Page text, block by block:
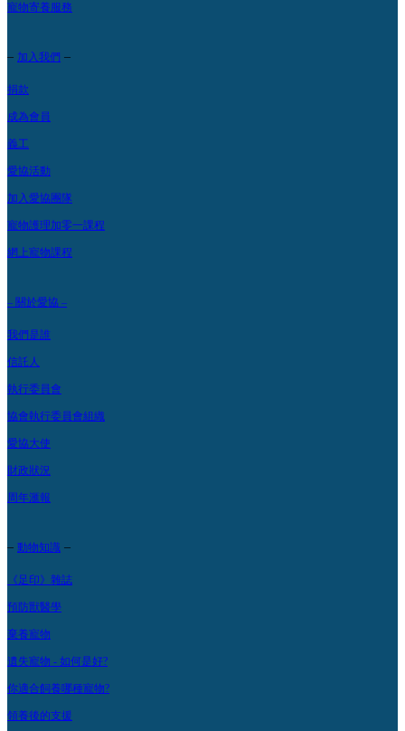
寵物寄養服務
– 加入我們 –
捐款
成為會員
義工
愛協活動
加入愛協團隊
寵物護理加零一課程
網上寵物課程
– 關於愛協 –
我們是誰
信託人
執行委員會
協會執行委員會組織
愛協大使
財政狀況
周年滙報
– 動物知識 –
《足印》雜誌
預防獸醫學
棄養寵物
遺失寵物 - 如何是好?
你適合飼養哪種寵物?
領養後的支援